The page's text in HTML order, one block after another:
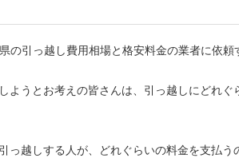
ようとお考えの皆さんは、引っ越しにどれぐ
っ越しする人が、どれぐらいの料金を支払う